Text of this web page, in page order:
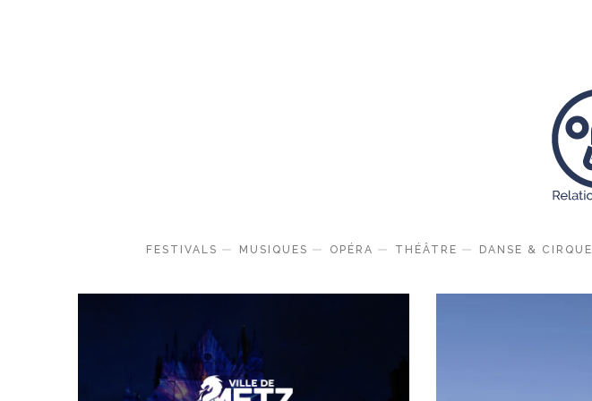
FESTIVALS MUSIQUES OPÉRA THÉÂTRE DANSE & CIRQUE